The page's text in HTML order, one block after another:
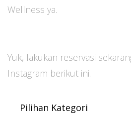
Wellness ya.
Yuk, lakukan reservasi
Instagram berikut ini.
Pilihan Kategori